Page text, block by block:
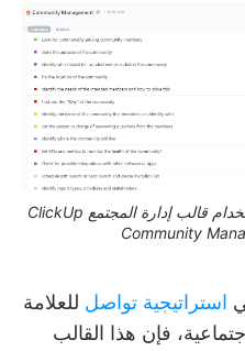
قم بتبسيط مهام إدارة مجتمعك باستخدام قالب إدارة المجتمع ClickUp
Community
استراتيجية تواصل للعلامة
فإن هذا القالب